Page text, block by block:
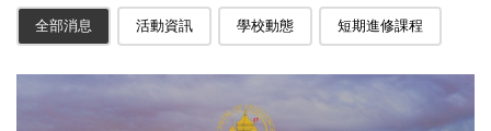
全部消息 活動資訊 學校動態 短期進修課程